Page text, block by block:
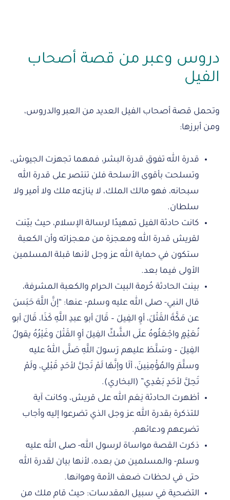
دروس وعبر من قصة أصحاب
الفيل
وتحمل قصة أصحاب الفيل العديد من العبر والدروس،
ومن أبرزها:
قدرة الله تفوق قدرة البشر، فمهما تجهزت الجيوش،
وتسلحت بأقوى الأسلحة فلن تنتصر على قدرة الله
سبحانه، فهو مالك الملك، لا ينازعه ملك ولا أمير ولا
سلطان.
كانت حادثة الفيل تمهيدًا لرسالة الإسلام، حيث بيّنت
لقريش قدرة الله ومعجزة من معجزاته وأن الكعبة
ستكون في حماية الله عز وجل لأنها قبلة المسلمين
الأولى فيما بعد.
بينت الحادثة حُرمة البيت الحرام والكعبة المشرفة،
قال النبي- صلى الله عليه وسلم- عنها: “إنَّ اللَّهَ حَبَسَ
عن مَكَّةَ القَتْلَ، أوِ الفِيلَ – قَالَ أبو عبدِ اللَّهِ كَذَا، قَالَ أبو
نُعَيْمٍ واجْعَلُوهُ علَى الشَّكِّ الفِيلَ أوِ القَتْلَ وغَيْرُهُ يقولُ
الفِيلَ – وسَلَّطَ عليهم رَسولَ اللَّهِ صَلَّى اللهُ عليه
وسلَّمَ والمُؤْمِنِينَ، ألَا وإنَّهَا لَمْ تَحِلَّ لأحَدٍ قَبْلِي، ولَمْ
تَحِلَّ لأحَدٍ بَعْدِي” (البخاري).
أظهرت الحادثة نِعَم الله على قريش، وكانت آية
للتذكرة بقدرة الله عز وجل الذي تضرعوا إليه وأجاب
تضرعهم ودعائهم.
ذكرت القصة مواساة لرسول الله- صلى الله عليه
وسلم- والمسلمين من بعده، لأنها بيان لقدرة الله
حتى في لحظات ضعف الأمة وهوانها.
التضحية في سبيل المقدسات: حيث قام ملك من